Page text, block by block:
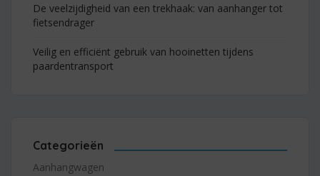
De veelzijdigheid van een trekhaak: van aanhanger tot
fietsendrager
Veilig en efficiënt gebruik van hooinetten tijdens
paardentransport
Categorieën
Aanhangwagen